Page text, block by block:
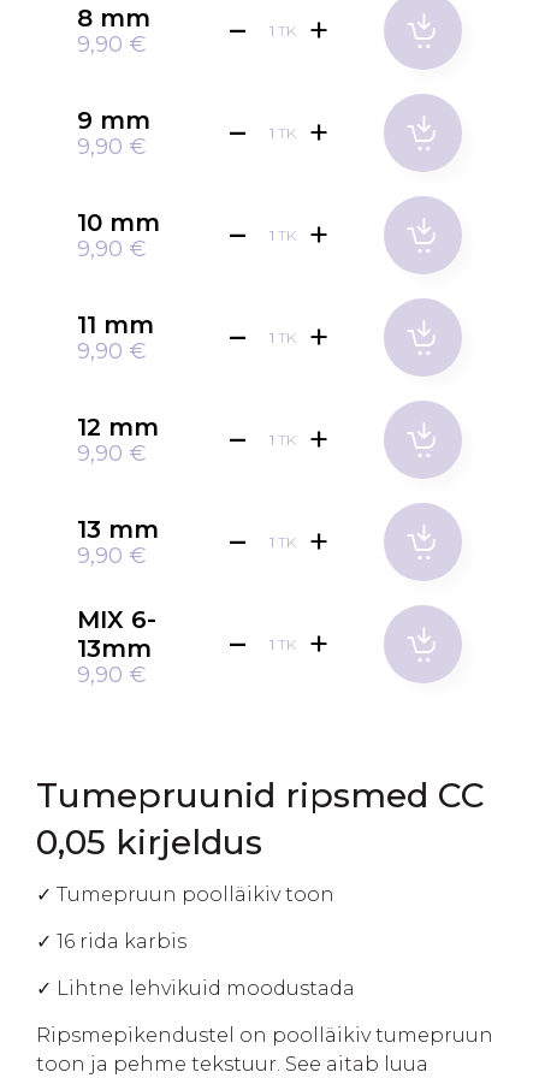
8 mm
9,90 €
TK
9 mm
9,90 €
TK
10 mm
9,90 €
TK
11 mm
9,90 €
TK
12 mm
9,90 €
TK
13 mm
9,90 €
TK
MIX 6-
13mm
9,90 €
TK
Tumepruunid ripsmed CC
0,05 kirjeldus
✓ Tumepruun poolläikiv toon
✓ 16 rida karbis
✓ Lihtne lehvikuid moodustada
Ripsmepikendustel on poolläikiv tumepruun
toon ja pehme tekstuur. See aitab luua